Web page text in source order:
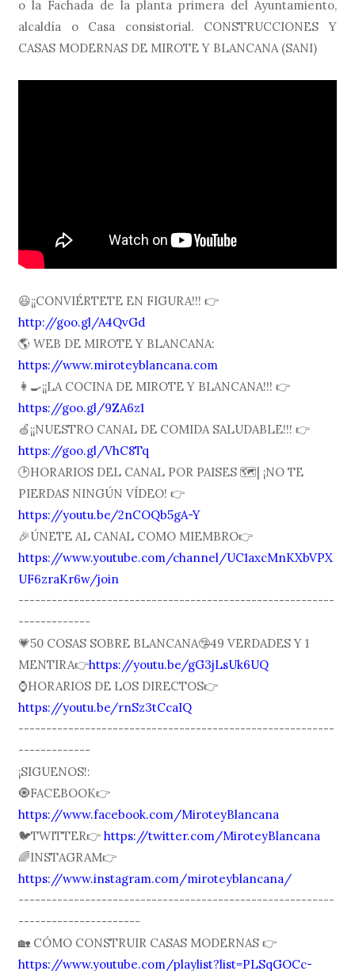
o la Fachada de la planta primera del Ayuntamiento,
alcaldía o Casa consistorial. CONSTRUCCIONES Y
CASAS MODERNAS DE MIROTE Y BLANCANA (SANI)
😃¡¡CONVIÉRTETE EN FIGURA!!! 👉
http://goo.gl/A4QvGd
🌎 WEB DE MIROTE Y BLANCANA:
https://www.miroteyblancana.com
👩🍳¡¡LA COCINA DE MIROTE Y BLANCANA!!! 👉
https://goo.gl/9ZA6z1
🍏¡¡NUESTRO CANAL DE COMIDA SALUDABLE!!! 👉
https://goo.gl/VhC8Tq
🕑HORARIOS DEL CANAL POR PAISES 🗺| ¡NO TE
PIERDAS NINGÚN VÍDEO! 👉
https://youtu.be/2nCOQb5gA-Y
🎉ÚNETE AL CANAL COMO MIEMBRO👉
https://www.youtube.com/channel/UC1axcMnKXbVPX
UF6zraKr6w/join
---------------------------------------------------------
-------------
💗50 COSAS SOBRE BLANCANA🤥49 VERDADES Y 1
MENTIRA👉https://youtu.be/gG3jLsUk6UQ
⌚️HORARIOS DE LOS DIRECTOS👉
https://youtu.be/rnSz3tCcaIQ
---------------------------------------------------------
-------------
¡SIGUENOS!:
🧿FACEBOOK👉
https://www.facebook.com/MiroteyBlancana
🐦TWITTER👉https://twitter.com/MiroteyBlancana
🌈INSTAGRAM👉
https://www.instagram.com/miroteyblancana/
---------------------------------------------------------
----------------------
🏡 CÓMO CONSTRUIR CASAS MODERNAS 👉
https://www.youtube.com/playlist?list=PLSqGOCc-